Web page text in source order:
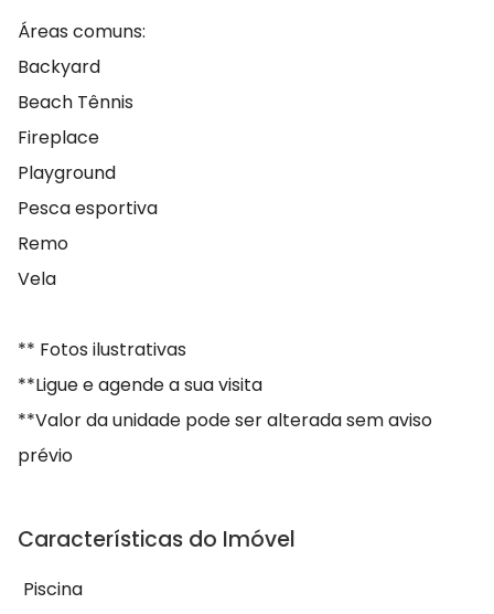
Áreas comuns:
Backyard
Beach Tênnis
Fireplace
Playground
Pesca esportiva
Remo
Vela
** Fotos ilustrativas
**Ligue e agende a sua visita
**Valor da unidade pode ser alterada sem aviso
prévio
Características do Imóvel
Piscina